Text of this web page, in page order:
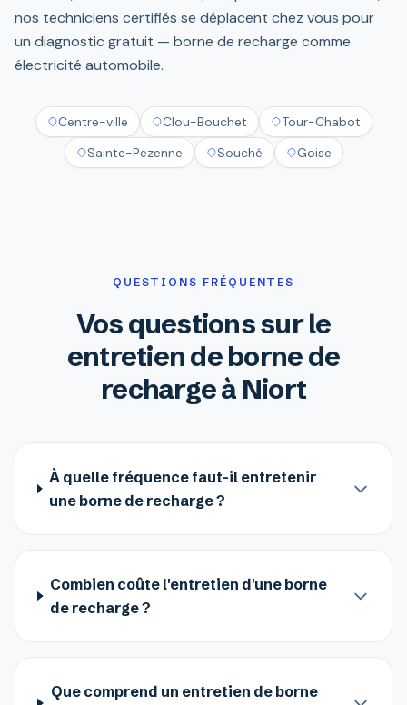
nos techniciens certifiés se déplacent chez vous pour
un diagnostic gratuit — borne de recharge comme
électricité automobile.
Centre-ville Clou-Bouchet
Tour-Chabot
Sainte-Pezenne
Souché Goise
QUESTIONS FRÉQUENTES
Vos questions sur le
entretien de borne de
recharge à Niort
À quelle fréquence faut-il entretenir
une borne de recharge ?
Combien coûte l'entretien d'une borne
de recharge ?
Que comprend un entretien de borne